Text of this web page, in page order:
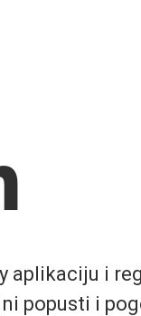
aplikaciju i
popusti i